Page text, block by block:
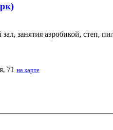
занятия аэробикой, степ,
71 на карте